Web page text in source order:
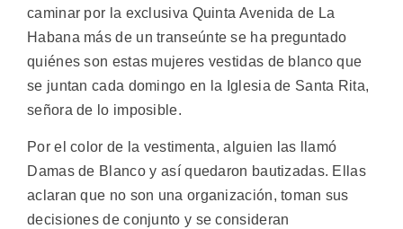
caminar por la exclusiva Quinta Avenida de La
Habana más de un transeúnte se ha preguntado
quiénes son estas mujeres vestidas de blanco que
se juntan cada domingo en la Iglesia de Santa Rita,
señora de lo imposible.
Por el color de la vestimenta, alguien las llamó
Damas de Blanco y así quedaron bautizadas. Ellas
aclaran que no son una organización, toman sus
decisiones de conjunto y se consideran